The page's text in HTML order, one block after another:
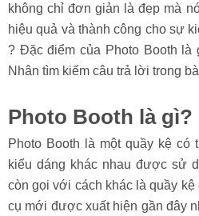
không chỉ đơn giản là đẹp mà
hiệu quả và thành công cho sự
? Đặc điểm của Photo Booth là
Nhân tìm kiếm câu trả lời trong
Photo Booth là gì?
Photo Booth là một quầy kệ có
kiểu dáng khác nhau được sử
còn gọi với cách khác là quầy
cụ mới được xuất hiện gần đây